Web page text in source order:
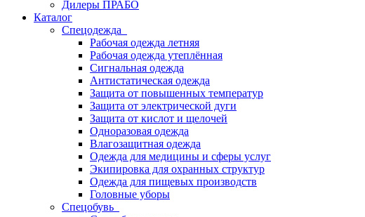
Дилеры ПРАБО
Каталог
Спецодежда
Рабочая одежда летняя
Рабочая одежда утеплённая
Сигнальная одежда
Антистатическая одежда
Защита от повышенных температур
Защита от электрической дуги
Защита от кислот и щелочей
Одноразовая одежда
Влагозащитная одежда
Одежда для медицины и сферы услуг
Экипировка для охранных структур
Одежда для пищевых производств
Головные уборы
Спецобувь